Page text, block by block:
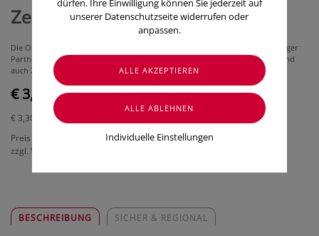
Zeckenzange (1 Stk.)
Die Original Magister Doskar Zeckenzange – über Jahrzehnte Ihr zuverlässiger
Partner für das sichere Entfernen von Zecken, selbst bei festgebissenen, und
auch Zeckenlarven und -nymphen!
€ 3,30
€ 3,30
/ Stück
Preis inkl. MwSt.
zzgl. Versandkosten
BESCHREIBUNG SICHER & REGIONAL
dürfen. Ihre Einwilligung können Sie jederzeit auf
unserer Datenschutzseite widerrufen oder
anpassen.
Individuelle Einstellungen